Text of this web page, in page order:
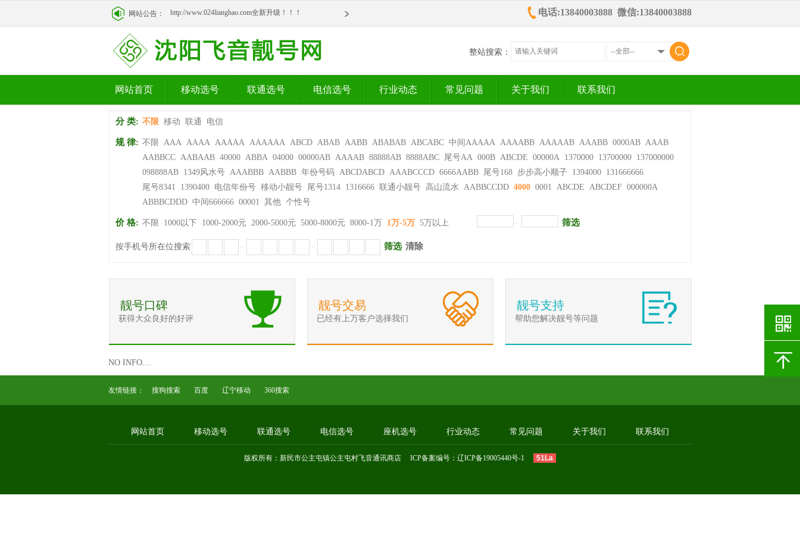
网站公告： http://www.024lianghao.com全新升级！！！ 电话:13840003888 微信:13840003888
整站搜索：
网站首页 移动选号 联通选号 电信选号 行业动态 常见问题 关于我们 联系我们
分 类: 不限 移动 联通 电信
规 律: 不限 AAA AAAA AAAAA AAAAAA ABCD ABAB AABB ABABAB ABCABC 中间AAAAA AAAABB AAAAAB AAABB 0000AB AAAB
AABBCC AABAAB 40000 ABBA 04000 00000AB AAAAB 88888AB 8888ABC 尾号AA 000B ABCDE 00000A 1370000 13700000 137000000
098888AB 1349风水号 AAABBB AABBB 年份号码 ABCDABCD AAABCCCD 6666AABB 尾号168 步步高小顺子 1394000 131666666
尾号8341
1390400 电信年份号 移动小靓号 尾号1314 1316666 联通小靓号 高山流水 AABBCCDD 4000 0001 ABCDE ABCDEF 000000A
ABBBCDDD 中间666666 00001 其他 个性号
价 格: 不限 1000以下 1000-2000元 2000-5000元 5000-8000元 8000-1万 1万-5万 5万以上 - 筛选
按手机号所在位搜索 - - 筛选 清除
靓号口碑
获得大众良好的好评
靓号交易
已经有上万客户选择我们
靓号支持
帮助您解决靓号等问题
NO INFO....
友情链接： 搜狗搜索 百度 辽宁移动 360搜索
网站首页 移动选号 联通选号 电信选号 座机选号 行业动态 常见问题 关于我们 联系我们
版权所有：新民市公主屯镇公主屯村飞音通讯商店 ICP备案编号： 辽ICP备19005440号-1 51La